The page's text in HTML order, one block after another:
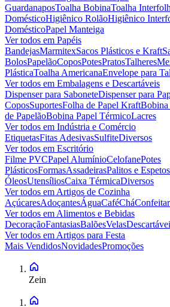
GuardanaposToalha BobinaToalha
DomésticoHigiênico RolãoHigiênico
DomésticoPapel Manteiga
Ver todos em Papéis
BandejasMarmitexSacos Plásticos e Kraft
BolosPapelãoCoposPotesPratosTalheres
PlásticaToalha AmericanaEnvelope para
Ver todos em Embalagens e Descartáveis
Dispenser para SaboneteDispenser para
CoposSuportesFolha de Papel KraftBobina
de PapelãoBobina Papel TérmicoLacres
Ver todos em Indústria e Comércio
EtiquetasFitas AdesivasSulfiteDiversos
Ver todos em Escritório
Filme PVCPapel AlumínioCelofanePotes
PlásticosFormasAssadeirasPalitos e Espetos
ÓleosUtensíliosCaixa TérmicaDiversos
Ver todos em Artigos de Cozinha
AçúcaresAdoçantesÁguaCaféChá
Ver todos em Alimentos e Bebidas
DecoraçãoFantasiasBalõesVelas
Ver todos em Artigos para Festa
Mais VendidosNovidadesPromoções
Zein